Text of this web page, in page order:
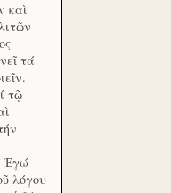
καὶ
τά
τῷ
Ἐγώ
λόγου